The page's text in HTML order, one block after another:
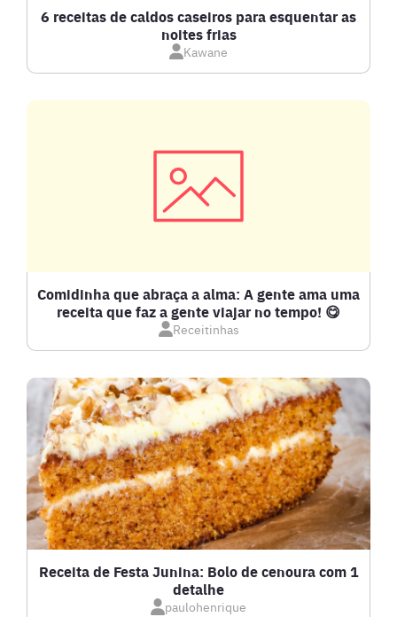
CALDOS
CARNE BOVINA
COMPOTAS E GELEIAS
DOCES E SOBREMESAS
DRINKS
FRANGO
FRUTOS DO MAR
GRATINADOS
6 receitas de caldos caseiros para esquentar as
noites frias
Kawane
Comidinha que abraça a alma: A gente ama uma
receita que faz a gente viajar no tempo! 😋
Receitinhas
Receita de Festa Junina: Bolo de cenoura com 1
detalhe
paulohenrique